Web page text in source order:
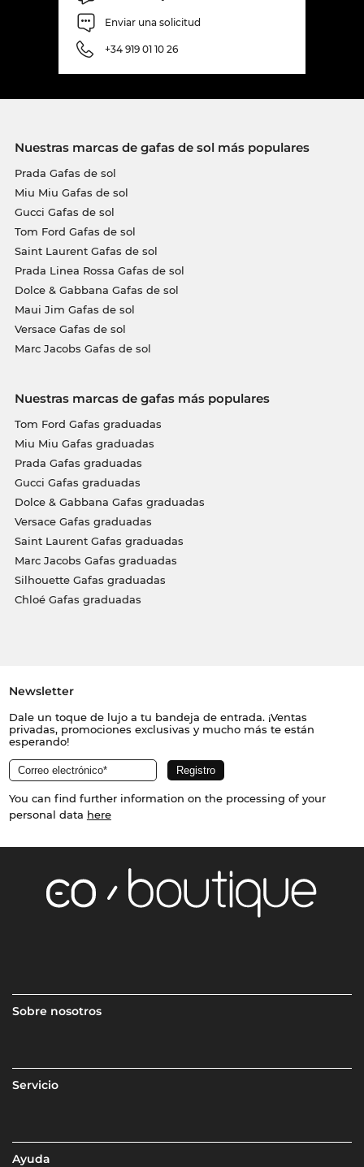
Enviar una solicitud
+34 919 01 10 26
Nuestras marcas de gafas de sol más populares
Prada Gafas de sol
Miu Miu Gafas de sol
Gucci Gafas de sol
Tom Ford Gafas de sol
Saint Laurent Gafas de sol
Prada Linea Rossa Gafas de sol
Dolce & Gabbana Gafas de sol
Maui Jim Gafas de sol
Versace Gafas de sol
Marc Jacobs Gafas de sol
Nuestras marcas de gafas más populares
Tom Ford Gafas graduadas
Miu Miu Gafas graduadas
Prada Gafas graduadas
Gucci Gafas graduadas
Dolce & Gabbana Gafas graduadas
Versace Gafas graduadas
Saint Laurent Gafas graduadas
Marc Jacobs Gafas graduadas
Silhouette Gafas graduadas
Chloé Gafas graduadas
Newsletter
Dale un toque de lujo a tu bandeja de entrada. ¡Ventas
privadas, promociones exclusivas y mucho más te están
esperando!
You can find further information on the processing of your
personal data here
Sobre nosotros
Servicio
Ayuda